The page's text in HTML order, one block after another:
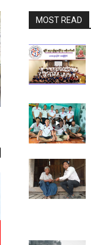
MOST READ